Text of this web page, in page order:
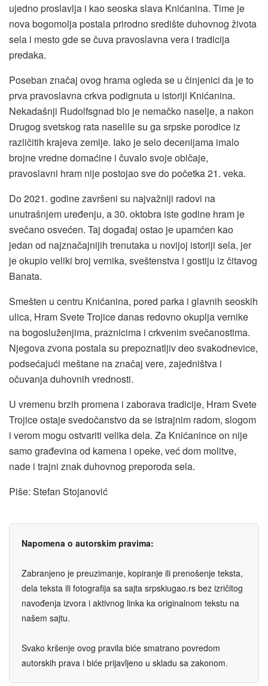
ujedno proslavlja i kao seoska slava Knićanina. Time je
nova bogomolja postala prirodno središte duhovnog života
sela i mesto gde se čuva pravoslavna vera i tradicija
predaka.
Poseban značaj ovog hrama ogleda se u činjenici da je to
prva pravoslavna crkva podignuta u istoriji Knićanina.
Nekadašnji Rudolfsgnad bio je nemačko naselje, a nakon
Drugog svetskog rata naselile su ga srpske porodice iz
različitih krajeva zemlje. Iako je selo decenijama imalo
brojne vredne domaćine i čuvalo svoje običaje,
pravoslavni hram nije postojao sve do početka 21. veka.
Do 2021. godine završeni su najvažniji radovi na
unutrašnjem uređenju, a 30. oktobra iste godine hram je
svečano osvećen. Taj događaj ostao je upamćen kao
jedan od najznačajnijih trenutaka u novijoj istoriji sela, jer
je okupio veliki broj vernika, sveštenstva i gostiju iz čitavog
Banata.
Smešten u centru Knićanina, pored parka i glavnih seoskih
ulica, Hram Svete Trojice danas redovno okuplja vernike
na bogosluženjima, praznicima i crkvenim svečanostima.
Njegova zvona postala su prepoznatljiv deo svakodnevice,
podsećajući meštane na značaj vere, zajedništva i
očuvanja duhovnih vrednosti.
U vremenu brzih promena i zaborava tradicije, Hram Svete
Trojice ostaje svedočanstvo da se istrajnim radom, slogom
i verom mogu ostvariti velika dela. Za Knićanince on nije
samo građevina od kamena i opeke, već dom molitve,
nade i trajni znak duhovnog preporoda sela.
Piše: Stefan Stojanović
Napomena o autorskim pravima:
Zabranjeno je preuzimanje, kopiranje ili prenošenje teksta,
dela teksta ili fotografija sa sajta srpskiugao.rs bez izričitog
navođenja izvora i aktivnog linka ka originalnom tekstu na
našem sajtu.
Svako kršenje ovog pravila biće smatrano povredom
autorskih prava i biće prijavljeno u skladu sa zakonom.